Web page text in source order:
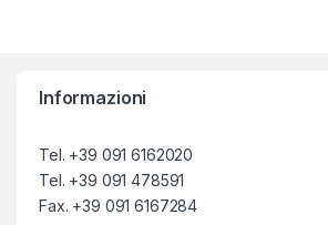
Informazioni
Tel. +39 091 6162020
Tel. +39 091 478591
Fax. +39 091 6167284